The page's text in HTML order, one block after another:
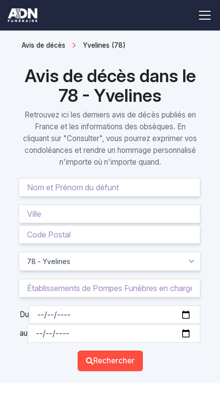
Avis de décès Yvelines (78)
Avis de décès dans le
78 - Yvelines
Retrouvez ici les derniers avis de décès publiés en
France et les informations des obsèques. En
cliquant sur "Consulter", vous pourrez exprimer vos
condoléances et rendre un hommage personnalisé
n'importe où n'importe quand.
Du
au
Rechercher